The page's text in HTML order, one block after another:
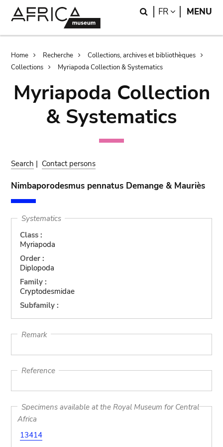
Search
FR LANGUAGE
MENU
Breadcrumb
Home Recherche
Collections, archives et bibliothèques
Collections
Myriapoda Collection & Systematics
Myriapoda Collection
& Systematics
Search | Contact persons
Nimbaporodesmus pennatus Demange & Mauriès
Systematics
Class :
Myriapoda
Order :
Diplopoda
Family :
Cryptodesmidae
Subfamily :
Remark
Reference
Specimens available at the Royal Museum for Central
Africa
13414